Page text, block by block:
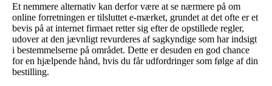
Et nemmere alternativ kan derfor være at se nærmere på om
online forretningen er tilsluttet e-mærket, grundet at det ofte er et
bevis på at internet firmaet retter sig efter de opstillede regler,
udover at den jævnligt revurderes af sagkyndige som har indsigt
i bestemmelserne på området. Dette er desuden en god chance
for en hjælpende hånd, hvis du får udfordringer som følge af din
bestilling.